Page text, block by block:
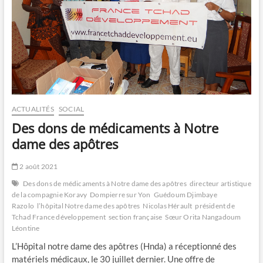
ACTUALITÉS SOCIAL
Des dons de médicaments à Notre
dame des apôtres
2 août 2021
Des dons de médicaments à Notre dame des apôtres directeur artistique
de la compagnie Koravy Dompierre sur Yon Guédoum Djimbaye
Razolo l’hôpital Notre dame des apôtres Nicolas Hérault président de
Tchad France développement section française Sœur Orita Nangadoum
Léontine
L’Hôpital notre dame des apôtres (Hnda) a réceptionné des
matériels médicaux, le 30 juillet dernier. Une offre de